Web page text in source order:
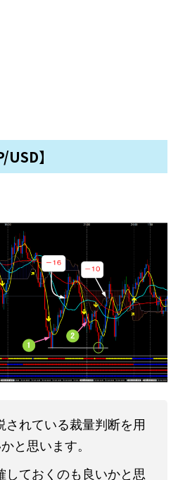
】
れている裁量判断を用
と思います。
ておくのも良いかと思